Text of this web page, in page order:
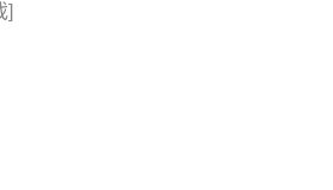
]